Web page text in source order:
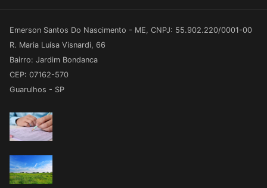
Emerson Santos Do Nascimento - ME, CNPJ: 55.902.220/0001-00
R. Maria Luísa Visnardi, 66
Bairro: Jardim Bondanca
CEP: 07162-570
Guarulhos - SP